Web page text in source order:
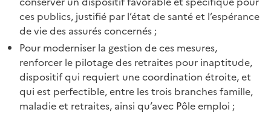
ces publics, justifié par l’état de santé et l’espérance
de vie des assurés concernés ;
Pour moderniser la gestion de ces mesures,
renforcer le pilotage des retraites pour inaptitude,
dispositif qui requiert une coordination étroite, et
qui est perfectible, entre les trois branches famille,
maladie et retraites, ainsi qu’avec Pôle emploi ;